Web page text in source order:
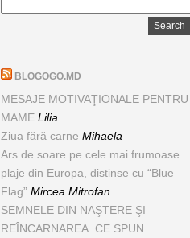
BLOGOGO.MD
MESAJE MOTIVAŢIONALE PENTRU
MAME Lilia
Ziua fără carne Mihaela
Ars de soare pe cele mai frumoase
plaje din Europa, distinse cu “Blue
Flag” Mircea Mitrofan
SEMNELE DIN NAŞTERE ŞI
REÎNCARNAREA. CE SPUN